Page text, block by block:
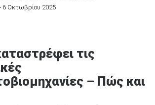
• 6 Οκτωβρίου 2025
τις
– Πώς και